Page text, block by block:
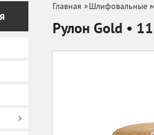
Главная »Шлифовальные
Рулон Gold •